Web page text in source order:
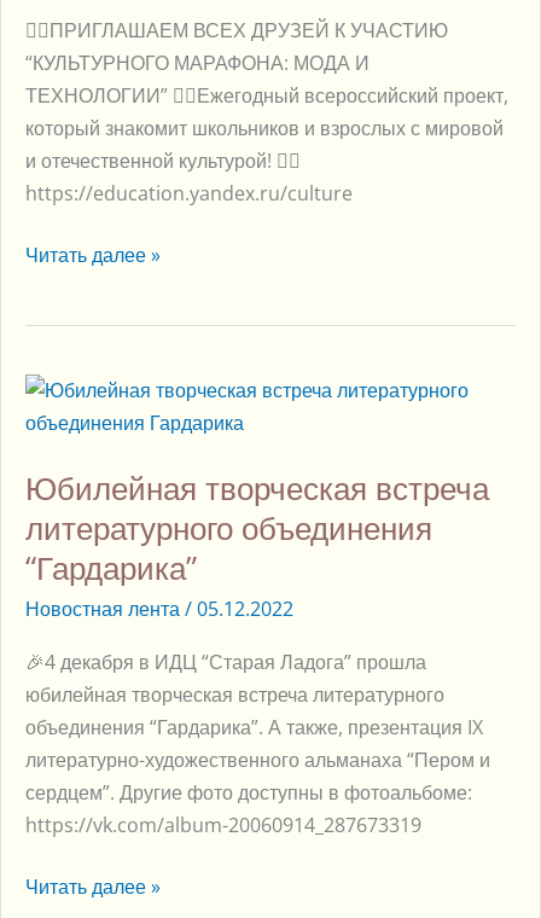
👍🏻ПРИГЛАШАЕМ ВСЕХ ДРУЗЕЙ К УЧАСТИЮ
“КУЛЬТУРНОГО МАРАФОНА: МОДА И
ТЕХНОЛОГИИ” 👉🏻Ежегодный всероссийский проект,
который знакомит школьников и взрослых с мировой
и отечественной культурой! 👉🏻
https://education.yandex.ru/culture
Читать далее »
Юбилейная творческая встреча
литературного объединения
“Гардарика”
Новостная лента/05.12.2022
🎉4 декабря в ИДЦ “Старая Ладога” прошла
юбилейная творческая встреча литературного
объединения “Гардарика”. А также, презентация IX
литературно-художественного альманаха “Пером и
сердцем”. Другие фото доступны в фотоальбоме:
https://vk.com/album-20060914_287673319
Юбилейная
творческая
литературного
объединения
“Гардарика”
Читать далее »